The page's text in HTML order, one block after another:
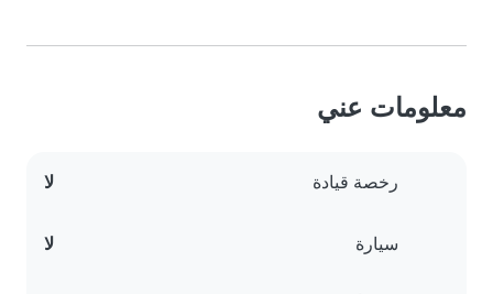
معلومات عني
رخصة قيادة لا
سيارة لا